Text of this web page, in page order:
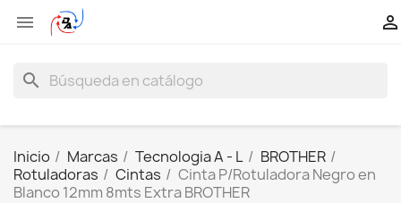
 
search
Inicio Marcas Tecnologia A - L
BROTHER
Rotuladoras
Cintas
Cinta P/Rotuladora Negro en
Blanco 12mm 8mts Extra BROTHER